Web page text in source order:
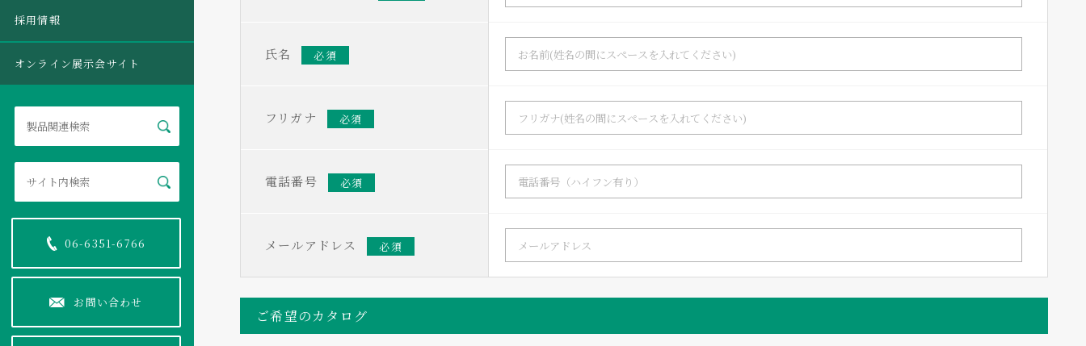
採用情報
オンライン展示会サイト
06-6351-6766
お問い合わせ
氏名 必須
フリガナ 必須
電話番号 必須
メールアドレス 必須
ご希望のカタログ